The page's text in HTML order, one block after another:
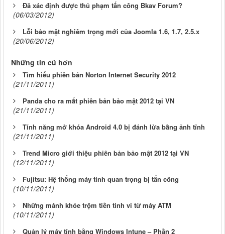
Đã xác định được thủ phạm tấn công Bkav Forum?
(06/03/2012)
Lỗi bảo mật nghiêm trọng mới của Joomla 1.6, 1.7, 2.5.x
(20/06/2012)
Những tin cũ hơn
Tìm hiểu phiên bản Norton Internet Security 2012
(21/11/2011)
Panda cho ra mắt phiên bản bảo mật 2012 tại VN
(21/11/2011)
Tính năng mở khóa Android 4.0 bị đánh lừa bằng ảnh tĩnh
(21/11/2011)
Trend Micro giới thiệu phiên bản bảo mật 2012 tại VN
(12/11/2011)
Fujitsu: Hệ thống máy tính quan trọng bị tấn công
(10/11/2011)
Những mánh khóe trộm tiền tinh vi từ máy ATM
(10/11/2011)
Quản lý máy tính bằng Windows Intune – Phần 2